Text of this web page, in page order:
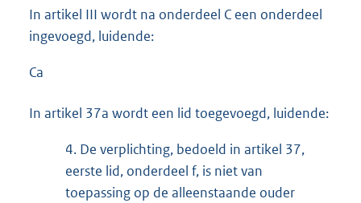
In artikel III wordt na onderdeel C een onderdeel
ingevoegd, luidende:
Ca
In artikel 37a wordt een lid toegevoegd, luidende:
4. De verplichting, bedoeld in artikel 37,
eerste lid, onderdeel f, is niet van
toepassing op de alleenstaande ouder